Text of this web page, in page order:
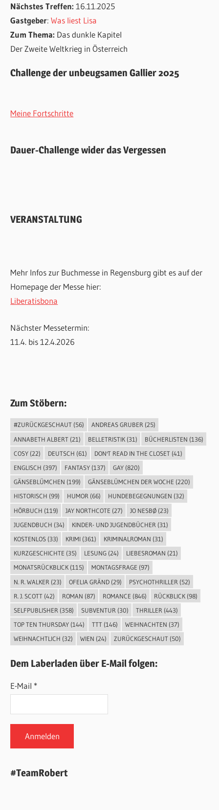
Nächstes Treffen:16.11.2025
Gastgeber:Was liest Lisa
Zum Thema: Das dunkle Kapitel
Der Zweite Weltkrieg in Österreich
Challenge der unbeugsamen Gallier 2025
Meine Fortschritte
Dauer-Challenge wider das Vergessen
VERANSTALTUNG
Mehr Infos zur Buchmesse in Regensburg gibt es auf der
Homepage der Messe hier:
Liberatisbona
Nächster Messetermin:
11.4. bis 12.4.2026
Zum Stöbern:
#ZURÜCKGESCHAUT(56) ANDREAS GRUBER(25)
ANNABETH ALBERT(21) BELLETRISTIK(31) BÜCHERLISTEN (136)
COSY(22) DEUTSCH (61) DON'T READ IN THE CLOSET(41)
ENGLISCH (397) FANTASY(137) GAY(820)
GÄNSEBLÜMCHEN (199) GÄNSEBLÜMCHEN DER WOCHE (220)
HISTORISCH (99) HUMOR(66) HUNDEBEGEGNUNGEN (32)
HÖRBUCH (119) JAY NORTHCOTE (27) JO NESBØ(23)
JUGENDBUCH (34) KINDER- UND JUGENDBÜCHER (31)
KOSTENLOS(33) KRIMI(361) KRIMINALROMAN (31)
KURZGESCHICHTE (35) LESUNG(24) LIEBESROMAN (21)
MONATSRÜCKBLICK(115) MONTAGSFRAGE (97)
N. R. WALKER (23) OFELIA GRÄND(29) PSYCHOTHRILLER (52)
R. J. SCOTT(42) ROMAN (87) ROMANCE (846) RÜCKBLICK(98)
SELFPUBLISHER (358) SUBVENTUR (30) THRILLER (443)
TOP TEN THURSDAY(144) TTT(146) WEIHNACHTEN (37)
WEIHNACHTLICH (32) WIEN (24) ZURÜCKGESCHAUT(50)
Dem Laberladen über E-Mail folgen:
E-Mail *
#TeamRobert